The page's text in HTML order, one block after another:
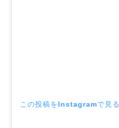
この投稿をInstagramで見る